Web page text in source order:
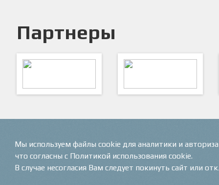
Партнеры
Мы используем файлы cookie для аналитики и
что согласны с Политикой использования cookie.
В случае несогласия Вам следует покинуть сайт или